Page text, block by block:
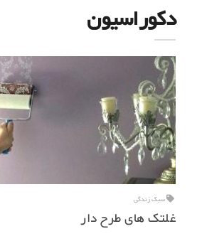
دکوراسیون
سبک زندگی
غلتک های طرح دار